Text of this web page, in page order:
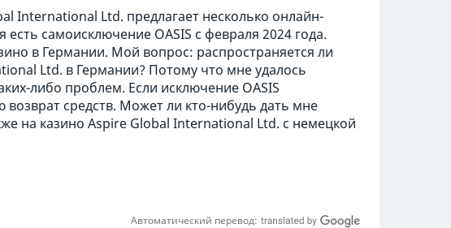
International Ltd. предлагает несколько онлайн-
самоисключение OASIS с февраля 2024 года.
в Германии. Мой вопрос: распространяется ли
Ltd. в Германии? Потому что мне удалось
либо проблем. Если исключение OASIS
возврат средств. Может ли кто-нибудь дать мне
на казино Aspire Global International Ltd. с немецкой
Автоматический перевод: